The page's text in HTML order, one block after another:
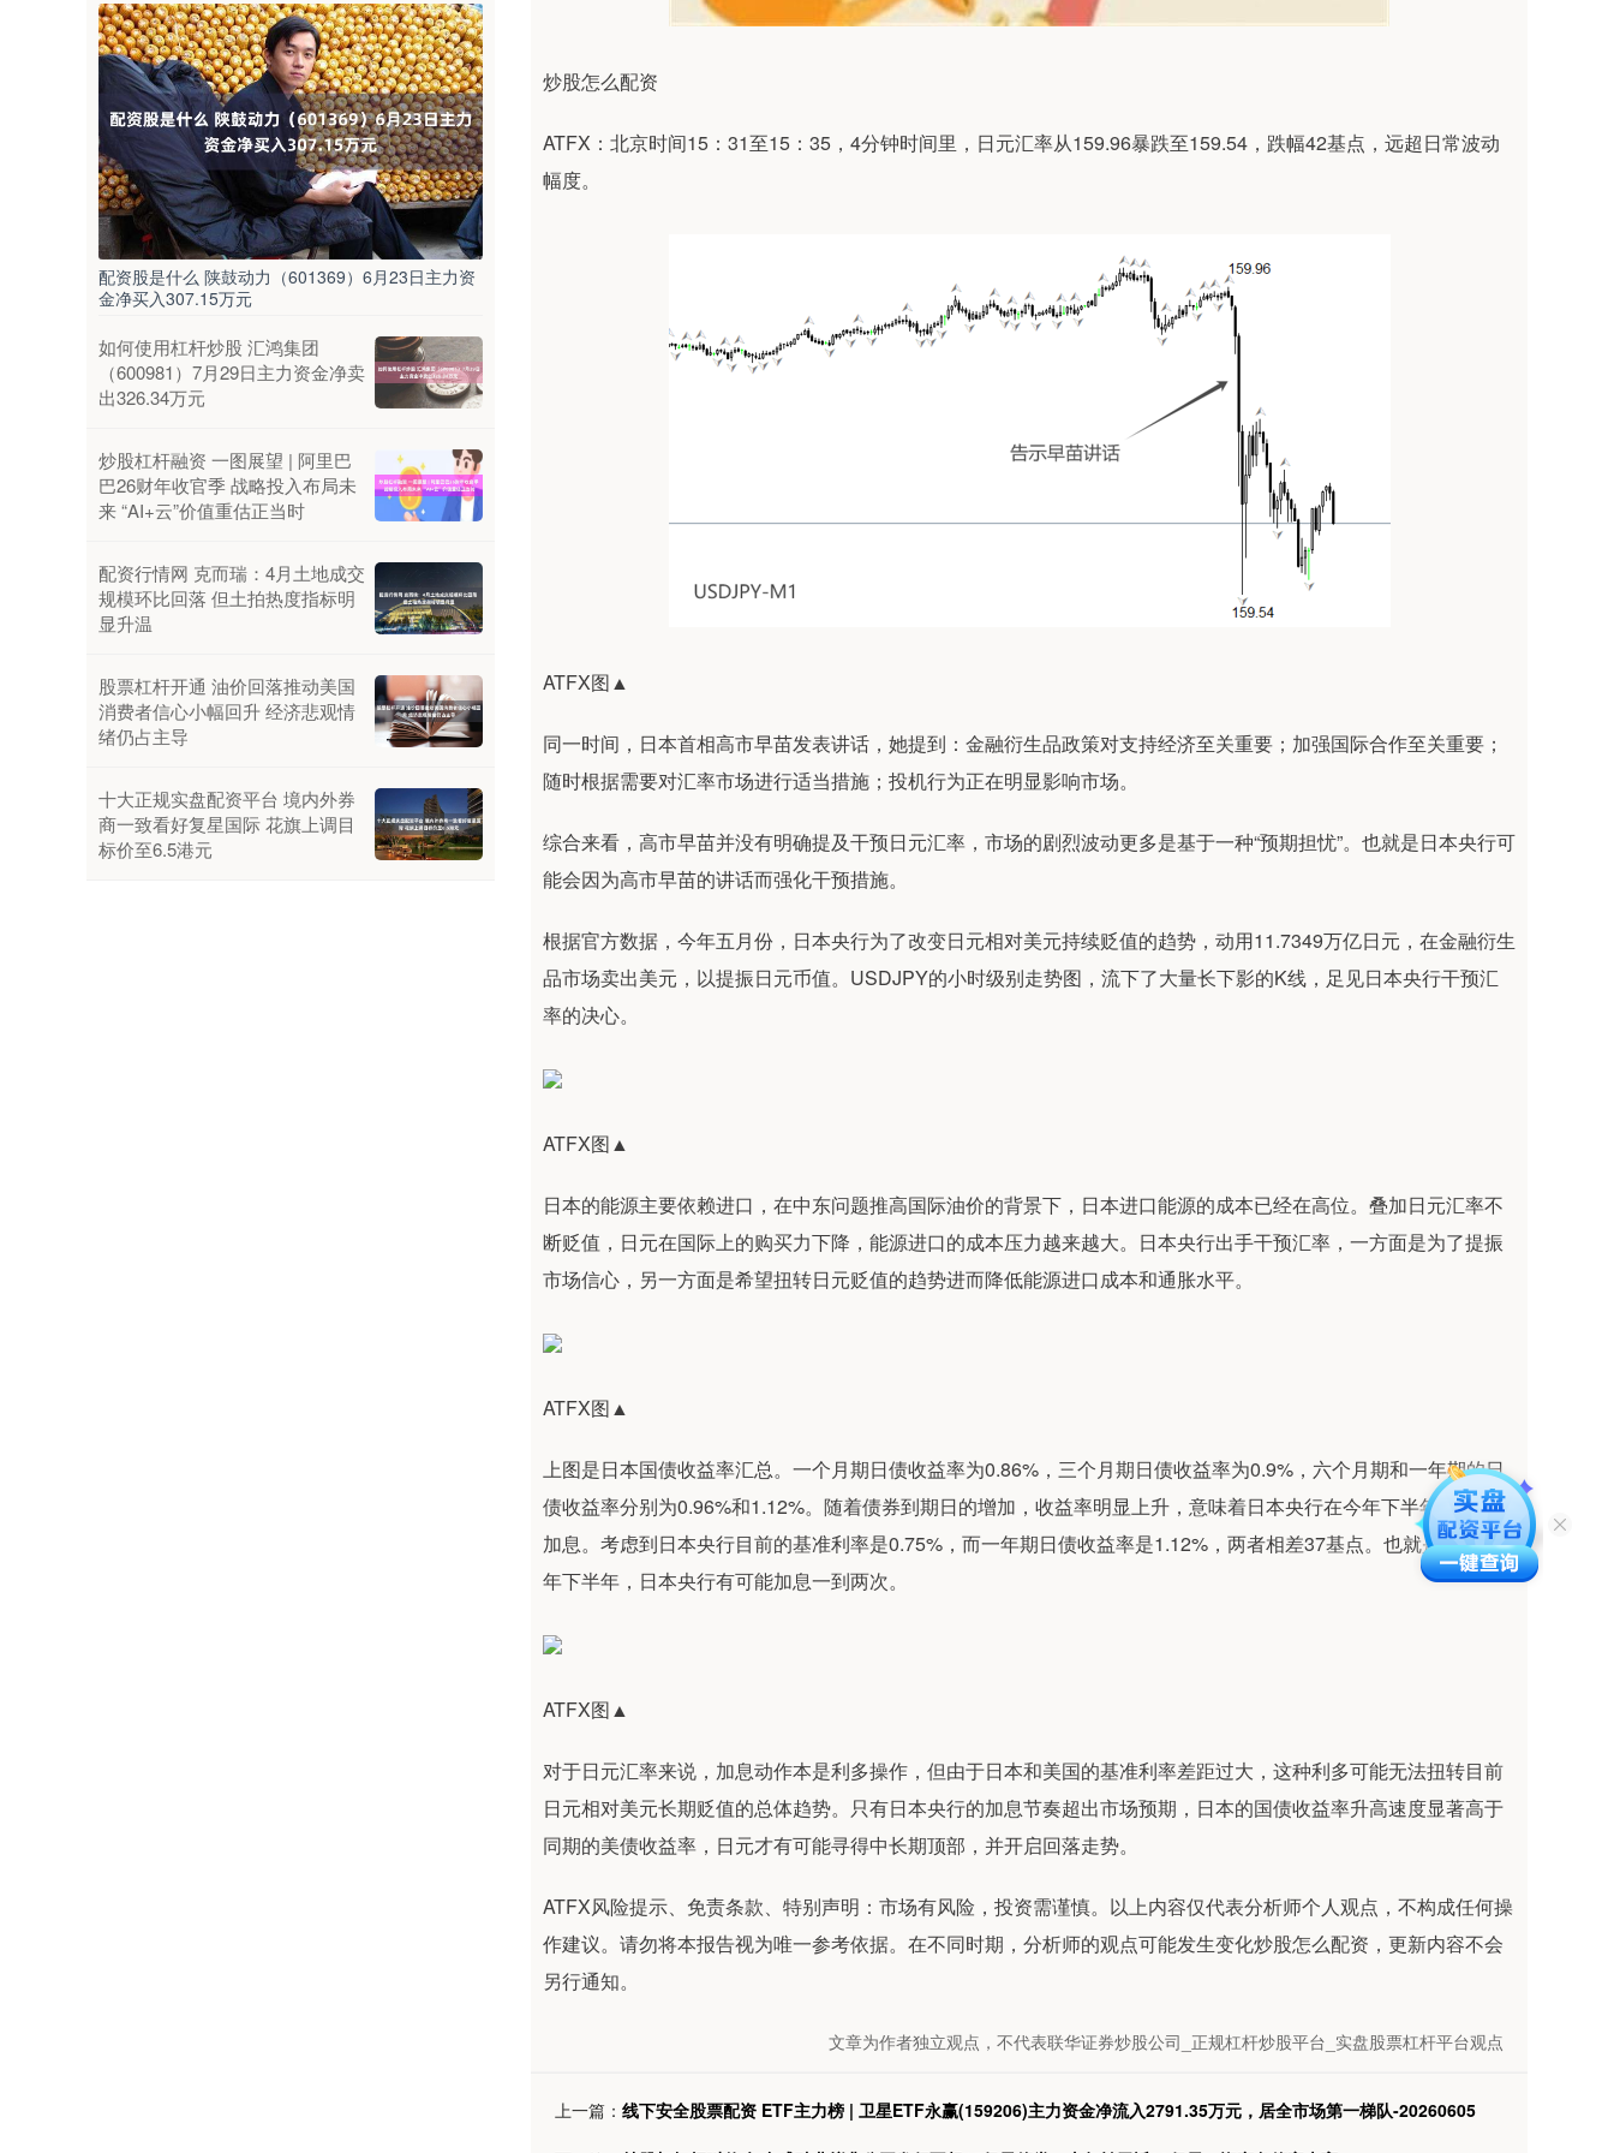
炒股怎么配资
ATFX：北京时间15：31至15：35，4分钟时间里，日元汇率从159.96暴跌至159.54，跌幅42基点，远超日常波动
幅度。
ATFX图▲
同一时间，日本首相高市早苗发表讲话，她提到：金融衍生品政策对支持经济至关重要；加强国际合作至关重要；
随时根据需要对汇率市场进行适当措施；投机行为正在明显影响市场。
综合来看，高市早苗并没有明确提及干预日元汇率，市场的剧烈波动更多是基于一种“预期担忧”。也就是日本央行可
能会因为高市早苗的讲话而强化干预措施。
根据官方数据，今年五月份，日本央行为了改变日元相对美元持续贬值的趋势，动用11.7349万亿日元，在金融衍生
品市场卖出美元，以提振日元币值。USDJPY的小时级别走势图，流下了大量长下影的K线，足见日本央行干预汇
率的决心。
ATFX图▲
日本的能源主要依赖进口，在中东问题推高国际油价的背景下，日本进口能源的成本已经在高位。叠加日元汇率不
断贬值，日元在国际上的购买力下降，能源进口的成本压力越来越大。日本央行出手干预汇率，一方面是为了提振
市场信心，另一方面是希望扭转日元贬值的趋势进而降低能源进口成本和通胀水平。
ATFX图▲
上图是日本国债收益率汇总。一个月期日债收益率为0.86%，三个月期日债收益率为0.9%，六个月期和一年期的日
债收益率分别为0.96%和1.12%。随着债券到期日的增加，收益率明显上升，意味着日本央行在今年下半年将有数次
加息。考虑到日本央行目前的基准利率是0.75%，而一年期日债收益率是1.12%，两者相差37基点。也就是说，今
年下半年，日本央行有可能加息一到两次。
ATFX图▲
对于日元汇率来说，加息动作本是利多操作，但由于日本和美国的基准利率差距过大，这种利多可能无法扭转目前
日元相对美元长期贬值的总体趋势。只有日本央行的加息节奏超出市场预期，日本的国债收益率升高速度显著高于
同期的美债收益率，日元才有可能寻得中长期顶部，并开启回落走势。
ATFX风险提示、免责条款、特别声明：市场有风险，投资需谨慎。以上内容仅代表分析师个人观点，不构成任何操
作建议。请勿将本报告视为唯一参考依据。在不同时期，分析师的观点可能发生变化炒股怎么配资，更新内容不会
另行通知。
文章为作者独立观点，不代表联华证券炒股公司_正规杠杆炒股平台_实盘股票杠杆平台观点
上一篇： 线下安全股票配资 ETF主力榜 | 卫星ETF永赢(159206)主力资金净流入2791.35万元，居全市场第一梯队-20260605
配资股是什么 陕鼓动力（601369）6月23日主力资
金净买入307.15万元
如何使用杠杆炒股 汇鸿集团
（600981）7月29日主力资金净卖
出326.34万元
炒股杠杆融资 一图展望 | 阿里巴
巴26财年收官季 战略投入布局未
来 “AI+云”价值重估正当时
配资行情网 克而瑞：4月土地成交
规模环比回落 但土拍热度指标明
显升温
股票杠杆开通 油价回落推动美国
消费者信心小幅回升 经济悲观情
绪仍占主导
十大正规实盘配资平台 境内外券
商一致看好复星国际 花旗上调目
标价至6.5港元